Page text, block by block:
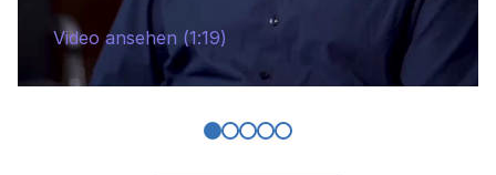
Video ansehen (1:19)